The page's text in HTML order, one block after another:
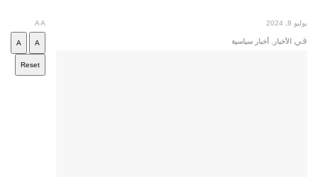
يوليو 8, 2024
في الأخبار أخبار سياسية
AA
A
A
Reset